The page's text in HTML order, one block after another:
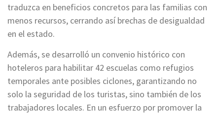
traduzca en beneficios concretos para las familias con
menos recursos, cerrando así brechas de desigualdad
en el estado.
Además, se desarrolló un convenio histórico con
hoteleros para habilitar 42 escuelas como refugios
temporales ante posibles ciclones, garantizando no
solo la seguridad de los turistas, sino también de los
trabajadores locales. En un esfuerzo por promover la